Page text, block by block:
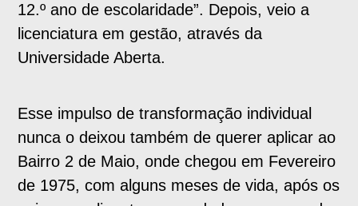
12.º ano de escolaridade”. Depois, veio a
licenciatura em gestão, através da
Universidade Aberta.
Esse impulso de transformação individual
nunca o deixou também de querer aplicar ao
Bairro 2 de Maio, onde chegou em Fevereiro
de 1975, com alguns meses de vida, após os